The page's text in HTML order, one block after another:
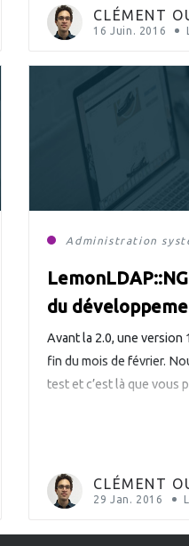
France. La journée est
de […]
CLÉMENT
16 Juin. 2016
Administration
du
aux testeurs
Avant la 2.0, une version
fin du mois de février.
test et c’est là que vous
CLÉMENT
29 Jan. 2016